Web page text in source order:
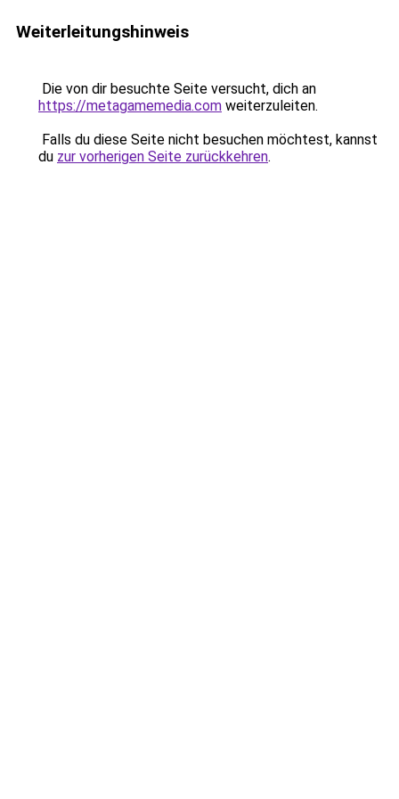
Weiterleitungshinweis
Die von dir besuchte Seite versucht, dich an
https://metagamemedia.com weiterzuleiten.
Falls du diese Seite nicht besuchen möchtest, kannst
du zur vorherigen Seite zurückkehren.